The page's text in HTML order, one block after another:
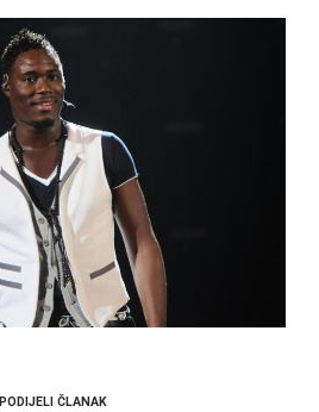
PODIJELI ČLANAK